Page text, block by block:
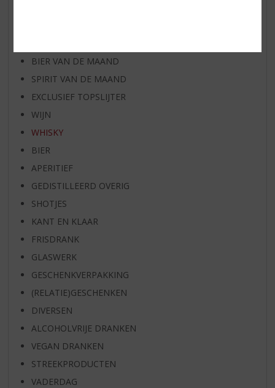
BIER VAN DE MAAND
SPIRIT VAN DE MAAND
EXCLUSIEF TOPSLIJTER
WIJN
WHISKY
BIER
APERITIEF
GEDISTILLEERD OVERIG
SHOTJES
KANT EN KLAAR
FRISDRANK
GLASWERK
GESCHENKVERPAKKING
(RELATIE)GESCHENKEN
DIVERSEN
ALCOHOLVRIJE DRANKEN
VEGAN DRANKEN
STREEKPRODUCTEN
VADERDAG